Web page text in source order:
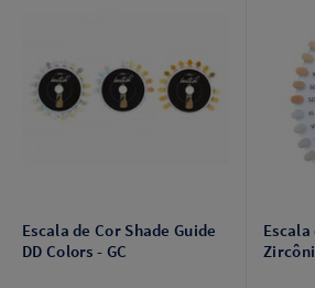
Escala de Cor Shade Guide
DD Colors - GC